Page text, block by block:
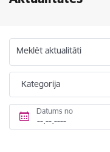
Meklēt aktualitāti
Kategorija
Datums no